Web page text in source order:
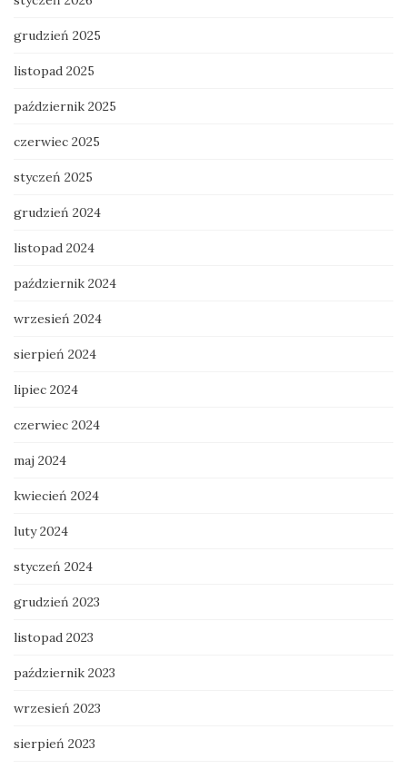
grudzień 2025
listopad 2025
październik 2025
czerwiec 2025
styczeń 2025
grudzień 2024
listopad 2024
październik 2024
wrzesień 2024
sierpień 2024
lipiec 2024
czerwiec 2024
maj 2024
kwiecień 2024
luty 2024
styczeń 2024
grudzień 2023
listopad 2023
październik 2023
wrzesień 2023
sierpień 2023